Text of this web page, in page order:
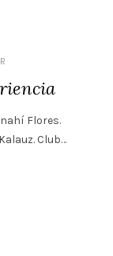
Flores.
Club…